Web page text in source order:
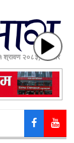
श्रावण २०८३, बिहीबार